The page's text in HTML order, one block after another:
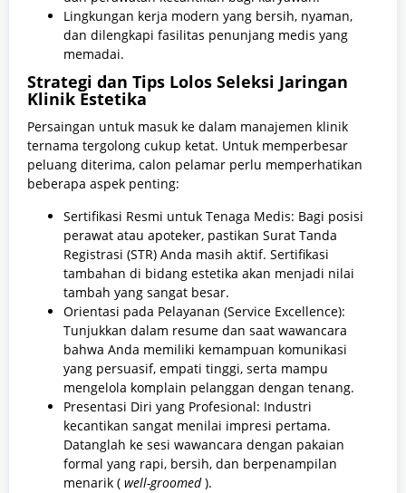
Lingkungan kerja modern yang bersih, nyaman,
dan dilengkapi fasilitas penunjang medis yang
memadai.
Strategi dan Tips Lolos Seleksi Jaringan
Klinik Estetika
Persaingan untuk masuk ke dalam manajemen klinik
ternama tergolong cukup ketat. Untuk memperbesar
peluang diterima, calon pelamar perlu memperhatikan
beberapa aspek penting:
Sertifikasi Resmi untuk Tenaga Medis: Bagi posisi
perawat atau apoteker, pastikan Surat Tanda
Registrasi (STR) Anda masih aktif. Sertifikasi
tambahan di bidang estetika akan menjadi nilai
tambah yang sangat besar.
Orientasi pada Pelayanan (Service Excellence):
Tunjukkan dalam resume dan saat wawancara
bahwa Anda memiliki kemampuan komunikasi
yang persuasif, empati tinggi, serta mampu
mengelola komplain pelanggan dengan tenang.
Presentasi Diri yang Profesional: Industri
kecantikan sangat menilai impresi pertama.
Datanglah ke sesi wawancara dengan pakaian
formal yang rapi, bersih, dan berpenampilan
menarik ( well-groomed).